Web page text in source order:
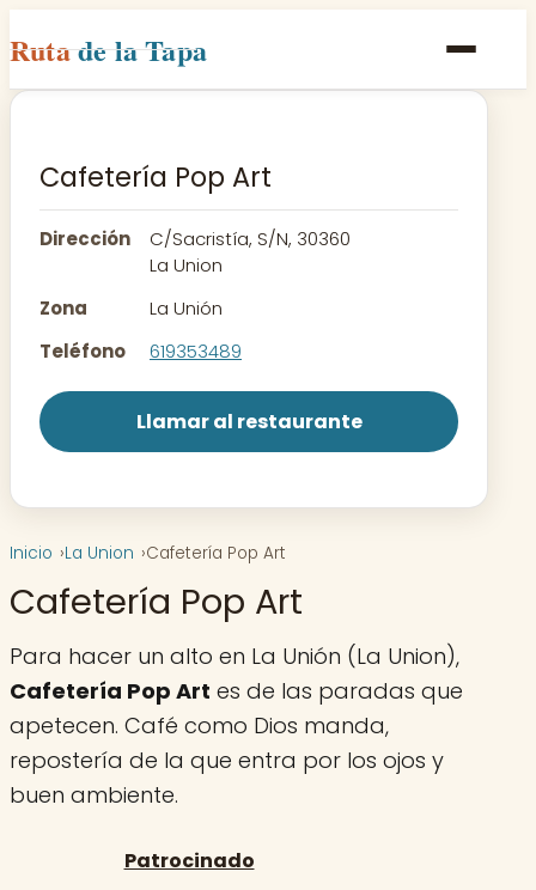
Rutade la Tapa
Inicio
Rutas
Contacto
Cafetería Pop Art
Dirección
C/Sacristía, S/N, 30360
La Union
Zona
La Unión
Teléfono
619353489
Llamar al restaurante
Inicio La Union Cafetería Pop Art
Cafetería Pop Art
Para hacer un alto en La Unión (La Union),
Cafetería Pop Art es de las paradas que
apetecen. Café como Dios manda,
repostería de la que entra por los ojos y
buen ambiente.